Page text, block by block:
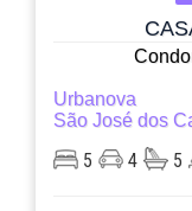
Urbanova
São José dos
5 4 5